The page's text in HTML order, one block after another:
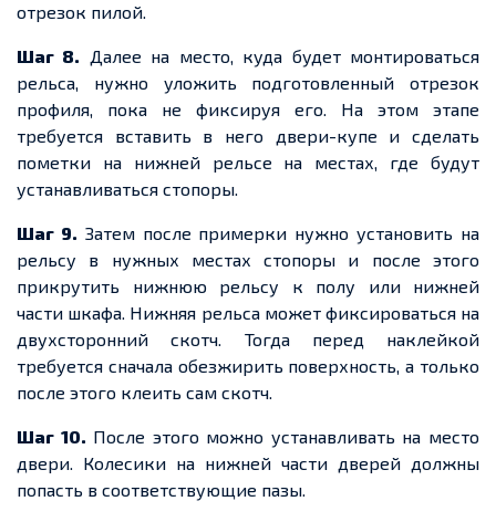
отрезок пилой.
Шаг 8. Далее на место, куда будет монтироваться
рельса, нужно уложить подготовленный отрезок
профиля, пока не фиксируя его. На этом этапе
требуется вставить в него двери-купе и сделать
пометки на нижней рельсе на местах, где будут
устанавливаться стопоры.
Шаг 9. Затем после примерки нужно установить на
рельсу в нужных местах стопоры и после этого
прикрутить нижнюю рельсу к полу или нижней
части шкафа. Нижняя рельса может фиксироваться на
двухсторонний скотч. Тогда перед наклейкой
требуется сначала обезжирить поверхность, а только
после этого клеить сам скотч.
Шаг 10. После этого можно устанавливать на место
двери. Колесики на нижней части дверей должны
попасть в соответствующие пазы.